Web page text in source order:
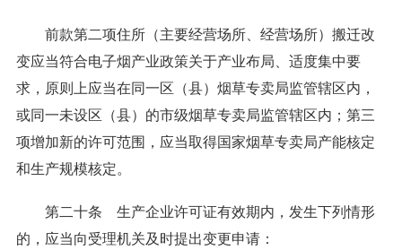
前款第二项住所（主要经营场所、经营场所）搬迁改
变应当符合电子烟产业政策关于产业布局、适度集中要
求，原则上应当在同一区（县）烟草专卖局监管辖区内，
或同一未设区（县）的市级烟草专卖局监管辖区内；第三
项增加新的许可范围，应当取得国家烟草专卖局产能核定
和生产规模核定。
第二十条 生产企业许可证有效期内，发生下列情形
的，应当向受理机关及时提出变更申请：